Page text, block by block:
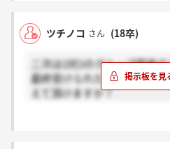
ツチノコ さん (18卒)
二次は2対2のグループ面接
最終受けられた方、どのよ
えて頂けますか？